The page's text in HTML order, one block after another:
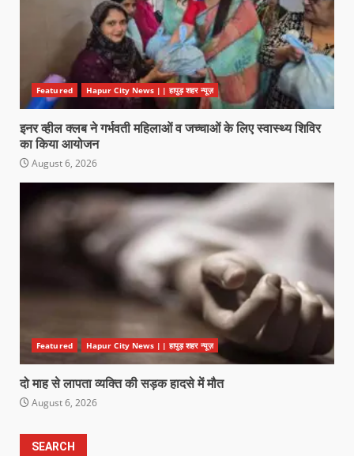
Featured Hapur City News || हापुड़ शहर न्यूज़
इनर व्हील क्लब ने गर्भवती महिलाओं व जच्चाओं के लिए स्वास्थ्य शिविर
का किया आयोजन
August 6, 2026
Featured Hapur City News || हापुड़ शहर न्यूज़
दो माह से लापता व्यक्ति की सड़क हादसे में मौत
August 6, 2026
SEARCH